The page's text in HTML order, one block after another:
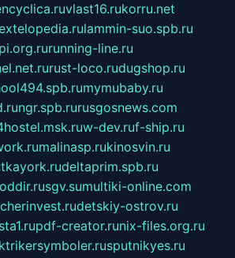
vlast16.rukorru.net
lammin-suo.spb.ru
running-line.ru
rust-loco.rudugshop.ru
mymubaby.ru
ngr.spb.rurusgosnews.com
w-dev.ruf-ship.ru
malinasp.rukinosvin.ru
deltaprim.spb.ru
sgv.sumultiki-online.com
cherinvest.rudetskiy-ostrov.ru
pdf-creator.runix-files.org.ru
sputnikyes.ru